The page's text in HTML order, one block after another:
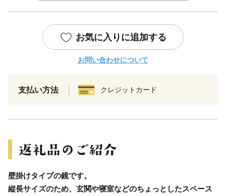
お気に入りに追加する
お問い合わせについて
支払い方法 クレジットカード
壁掛けタイプの鏡です。
縦長サイズのため、玄関や寝室などのちょっとしたスペース